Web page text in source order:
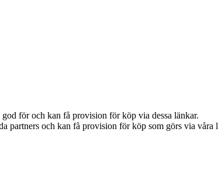
för och kan få provision för köp via dessa länkar.
och kan få provision för köp som görs via